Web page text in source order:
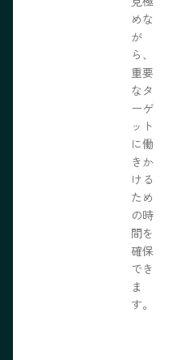
めな
が
ら、
重要
なタ
ーゲ
ット
に働
きか
ける
ため
の時
間を
確保
でき
ま
す。